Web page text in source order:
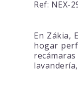
Ref: NEX-
En Zákia,
hogar